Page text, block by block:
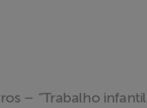
– “Trabalho